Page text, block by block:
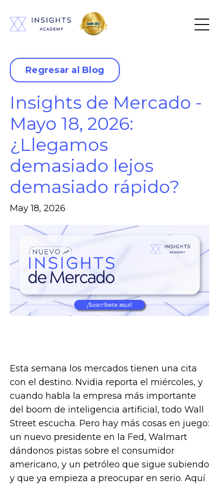
Regresar al Blog
Insights de Mercado -
Mayo 18, 2026:
¿Llegamos
demasiado lejos
demasiado rápido?
May 18, 2026
Esta semana los mercados tienen una cita
con el destino. Nvidia reporta el miércoles, y
cuando habla la empresa más importante
del boom de inteligencia artificial, todo Wall
Street escucha. Pero hay más cosas en juego:
un nuevo presidente en la Fed, Walmart
dándonos pistas sobre el consumidor
americano, y un petróleo que sigue subiendo
y que ya empieza a preocupar en serio. Aquí